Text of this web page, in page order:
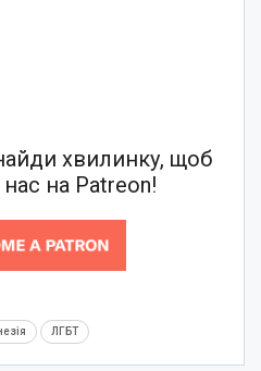
хвилинку, щоб
на Patreon!
ЛГБТ